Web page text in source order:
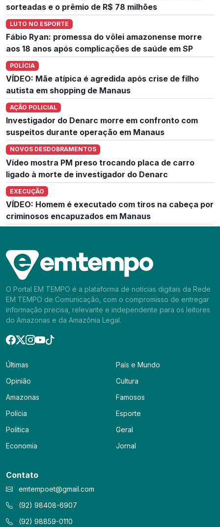
sorteadas e o prêmio de R$ 78 milhões
LUTO NO ESPORTE
Fábio Ryan: promessa do vôlei amazonense morre
aos 18 anos após complicações de saúde em SP
POLÍCIA
VÍDEO: Mãe atípica é agredida após crise de filho
autista em shopping de Manaus
AÇÃO POLICIAL
Investigador do Denarc morre em confronto com
suspeitos durante operação em Manaus
NOVOS DESDOBRAMENTOS
Vídeo mostra PM preso trocando placa de carro
ligado à morte de investigador do Denarc
EXECUÇÃO
VÍDEO: Homem é executado com tiros na cabeça por
criminosos encapuzados em Manaus
O Portal EM TEMPO é a plataforma de notícias digitais da Rede
EM TEMPO de Comunicação, com o compromisso de entregar
informação precisa, relevante e independente para os leitores
do Amazonas e da Amazônia Legal.
Últimas
Opinião
Amazonas
Polícia
Política
Economia
País e Mundo
Cultura
Famosos
Esporte
Geral
Jornal
Contato
emtempoet@gmail.com
(92) 98408-6907
(92) 98859-0110